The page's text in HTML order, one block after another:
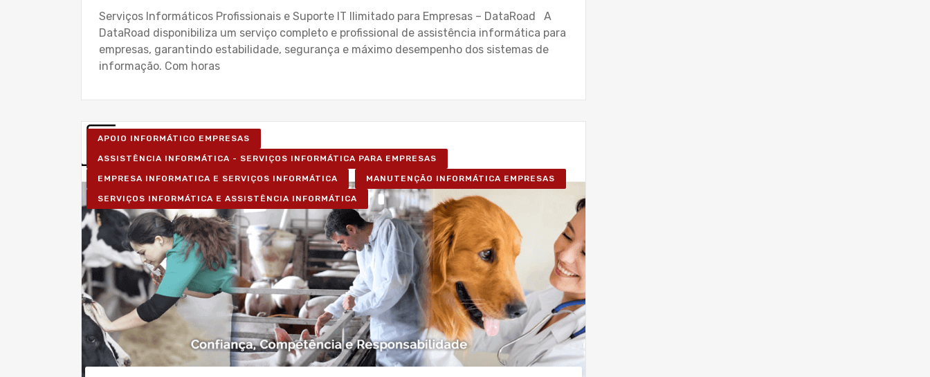
Serviços Informáticos Profissionais e Suporte IT Ilimitado para Empresas – DataRoad A
DataRoad disponibiliza um serviço completo e profissional de assistência informática para
empresas, garantindo estabilidade, segurança e máximo desempenho dos sistemas de
informação. Com horas
APOIO INFORMÁTICO EMPRESAS
ASSISTÊNCIA INFORMÁTICA - SERVIÇOS INFORMÁTICA PARA EMPRESAS
EMPRESA INFORMATICA E SERVIÇOS INFORMÁTICA MANUTENÇÃO INFORMÁTICA EMPRESAS
SERVIÇOS INFORMÁTICA E ASSISTÊNCIA INFORMÁTICA